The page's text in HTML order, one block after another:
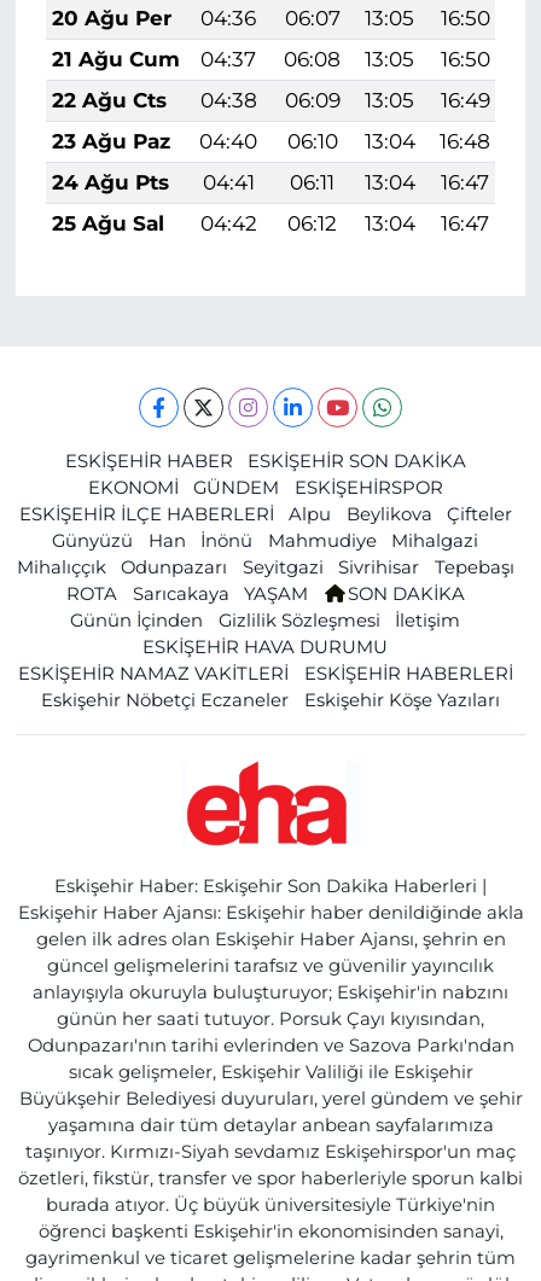
20 Ağu Per 04:36 06:07 13:05 16:50
21 Ağu Cum
04:37 06:08 13:05 16:50
22 Ağu Cts
04:38 06:09 13:05 16:49
23 Ağu Paz
04:40 06:10 13:04 16:48
24 Ağu Pts
04:41 06:11 13:04 16:47
25 Ağu Sal
04:42 06:12 13:04 16:47
ESKİŞEHİR HABER
ESKİŞEHİR SON DAKİKA
EKONOMİ
GÜNDEM
ESKİŞEHİRSPOR
ESKİŞEHİR İLÇE HABERLERİ
Alpu Beylikova
Çifteler
Günyüzü
Han İnönü Mahmudiye
Mihalgazi
Mihalıççık
Odunpazarı Seyitgazi Sivrihisar
Tepebaşı
ROTA
Sarıcakaya YAŞAM
SON DAKİKA
Günün İçinden
Gizlilik Sözleşmesi
İletişim
ESKİŞEHİR HAVA DURUMU
ESKİŞEHİR NAMAZ VAKİTLERİ
ESKİŞEHİR HABERLERİ
Eskişehir Nöbetçi Eczaneler
Eskişehir Köşe Yazıları
Eskişehir Haber: Eskişehir Son Dakika Haberleri |
Eskişehir Haber Ajansı: Eskişehir haber denildiğinde akla
gelen ilk adres olan Eskişehir Haber Ajansı, şehrin en
güncel gelişmelerini tarafsız ve güvenilir yayıncılık
anlayışıyla okuruyla buluşturuyor; Eskişehir'in nabzını
günün her saati tutuyor. Porsuk Çayı kıyısından,
Odunpazarı'nın tarihi evlerinden ve Sazova Parkı'ndan
sıcak gelişmeler, Eskişehir Valiliği ile Eskişehir
Büyükşehir Belediyesi duyuruları, yerel gündem ve şehir
yaşamına dair tüm detaylar anbean sayfalarımıza
taşınıyor. Kırmızı-Siyah sevdamız Eskişehirspor'un maç
özetleri, fikstür, transfer ve spor haberleriyle sporun kalbi
burada atıyor. Üç büyük üniversitesiyle Türkiye'nin
öğrenci başkenti Eskişehir'in ekonomisinden sanayi,
gayrimenkul ve ticaret gelişmelerine kadar şehrin tüm